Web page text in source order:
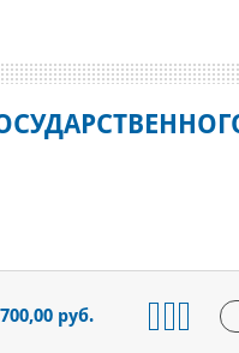
руб.